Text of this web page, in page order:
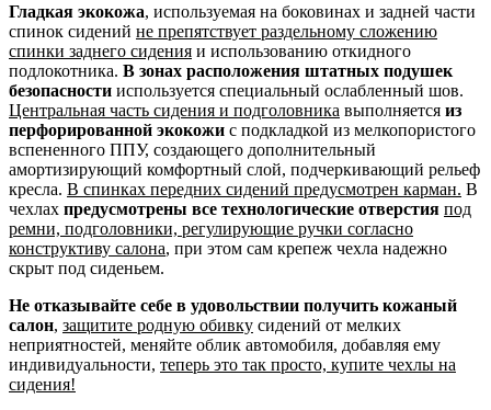
Гладкая экокожа, используемая на боковинах и задней части
спинок сидений не препятствует раздельному сложению
спинки заднего сидения и использованию откидного
подлокотника. В зонах расположения штатных подушек
безопасности используется специальный ослабленный шов.
Центральная часть сидения и подголовника выполняется из
перфорированной экокожи с подкладкой из мелкопористого
вспененного ППУ, создающего дополнительный
амортизирующий комфортный слой, подчеркивающий рельеф
кресла. В спинках передних сидений предусмотрен карман. В
чехлах предусмотрены все технологические отверстия под
ремни, подголовники, регулирующие ручки согласно
конструктиву салона, при этом сам крепеж чехла надежно
скрыт под сиденьем.
Не отказывайте себе в удовольствии получить кожаный
салон, защитите родную обивку сидений от мелких
неприятностей, меняйте облик автомобиля, добавляя ему
индивидуальности, теперь это так просто, купите чехлы на
сидения!